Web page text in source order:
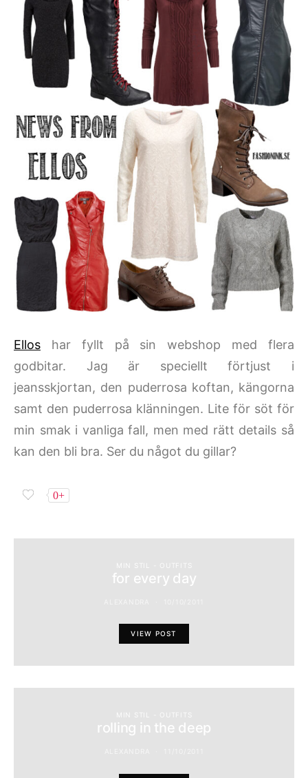
Ellos har fyllt på sin webshop med flera
godbitar. Jag är speciellt förtjust i
jeansskjortan, den puderrosa koftan, kängorna
samt den puderrosa klänningen. Lite för söt för
min smak i vanliga fall, men med rätt details så
kan den bli bra. Ser du något du gillar?
0+
MIN STIL - OUTFITS
for every day
VIEW POST
rolling in the deep